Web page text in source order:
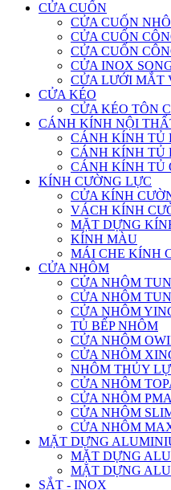
CỬA CUỐN
CỬA CUỐN
CỬA CUỐN
CỬA CUỐN
CỬA INOX
CỬA LƯỚI MẮT
CỬA KÉO
CỬA KÉO TÔN
CÁNH KÍNH NỘI
CÁNH KÍNH TỦ
CÁNH KÍNH TỦ
CÁNH KÍNH TỦ
KÍNH CƯỜNG LỰC
CỬA KÍNH
VÁCH KÍNH
MẶT DỰNG
KÍNH MÀU
MÁI CHE KÍNH
CỬA NHÔM
CỬA NHÔM
CỬA NHÔM
CỬA NHÔM
TỦ BẾP NHÔM
CỬA NHÔM
CỬA NHÔM
NHÔM THỦY
CỬA NHÔM
CỬA NHÔM PMA
CỬA NHÔM
CỬA NHÔM
MẶT DỰNG
MẶT DỰNG
MẶT DỰNG
SẮT - INOX